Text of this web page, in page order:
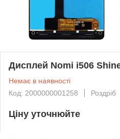
Дисплей Nomi i506
Немає в наявності
Код: 2000000001258
Роздріб
Ціну уточнюйте